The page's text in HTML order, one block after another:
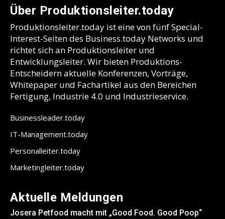
Über Produktionsleiter.today
Produktionsleiter.today ist eine von fünf Special-
Interest-Seiten des Business.today Networks und
richtet sich an Produktionsleiter und
Entwicklungsleiter. Wir bieten Produktions-
Entscheidern aktuelle Konferenzen, Vorträge,
Whitepaper und Fachartikel aus den Bereichen
Fertigung, Industrie 4.0 und Industrieservice.
Businessleader.today
IT-Management.today
Personalleiter.today
Marketingleiter.today
Aktuelle Meldungen
Josera Petfood macht mit „Good Food. Good Poop“